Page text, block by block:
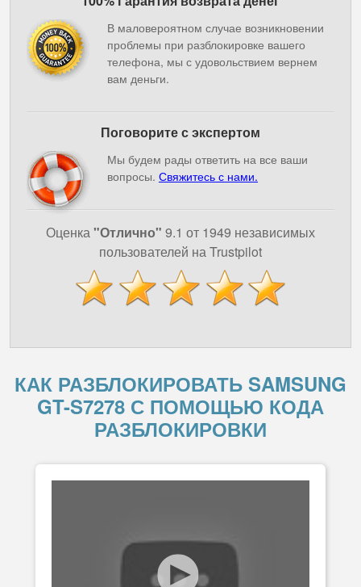
В маловероятном случае возникновении
проблемы при разблокировке вашего
телефона, мы с удовольствием вернем
вам деньги.
Поговорите с экспертом
Мы будем рады ответить на все ваши
вопросы. Свяжитесь с нами.
Оценка"Отлично" 9.1 от 1949 независимых
пользователей на Trustpilot
КАК РАЗБЛОКИРОВАТЬ SAMSUNG
GT-S7278 С ПОМОЩЬЮ КОДА
РАЗБЛОКИРОВКИ